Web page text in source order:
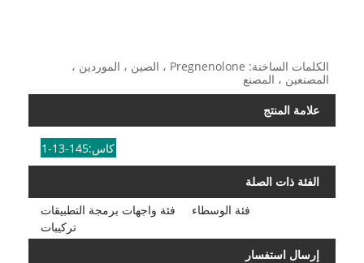
الكلمات الساخنة: Pregnenolone ، الصين ، الموردين ،
المصنعين ، المصنع
علامة المنتج
كاس:145-13-1
الفئة ذات الصلة
فئة واجهات برمجة التطبيقات
فئة الوسطاء
تركيبات
إرسال استفسار